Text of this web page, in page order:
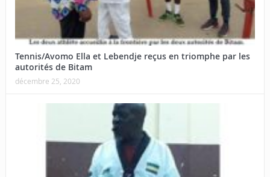
Tennis/Avomo Ella et Lebendje reçus en triomphe par les
autorités de Bitam
décembre 25, 2020